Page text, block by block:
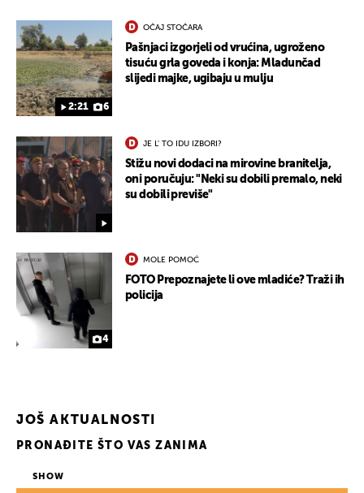
2:21 6
OČAJ STOČARA
Pašnjaci izgorjeli od vrućina, ugroženo
tisuću grla goveda i konja: Mladunčad
slijedi majke, ugibaju u mulju
JE L' TO IDU IZBORI?
Stižu novi dodaci na mirovine branitelja,
oni poručuju: "Neki su dobili premalo, neki
su dobili previše"
4
MOLE POMOĆ
FOTO Prepoznajete li ove mladiće? Traži ih
policija
JOŠ AKTUALNOSTI
PRONAĐITE ŠTO VAS ZANIMA
SHOW